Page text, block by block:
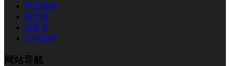
窄边纸盘
纸方盘
纸鱼盘
打包盒类
网站导航